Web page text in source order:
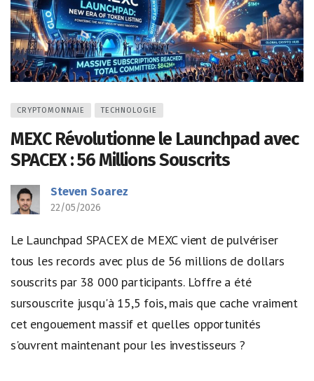
CRYPTOMONNAIE TECHNOLOGIE
MEXC Révolutionne le Launchpad avec
SPACEX : 56 Millions Souscrits
Steven Soarez
22/05/2026
Le Launchpad SPACEX de MEXC vient de pulvériser
tous les records avec plus de 56 millions de dollars
souscrits par 38 000 participants. L'offre a été
sursouscrite jusqu'à 15,5 fois, mais que cache vraiment
cet engouement massif et quelles opportunités
s'ouvrent maintenant pour les investisseurs ?